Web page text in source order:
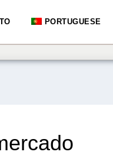
PORTUGUESE